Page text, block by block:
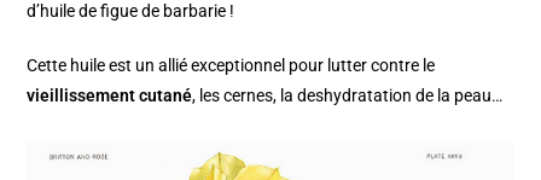
d’huile de figue de barbarie !
Cette huile est un allié exceptionnel pour lutter contre le
vieillissement cutané, les cernes, la deshydratation de la peau…